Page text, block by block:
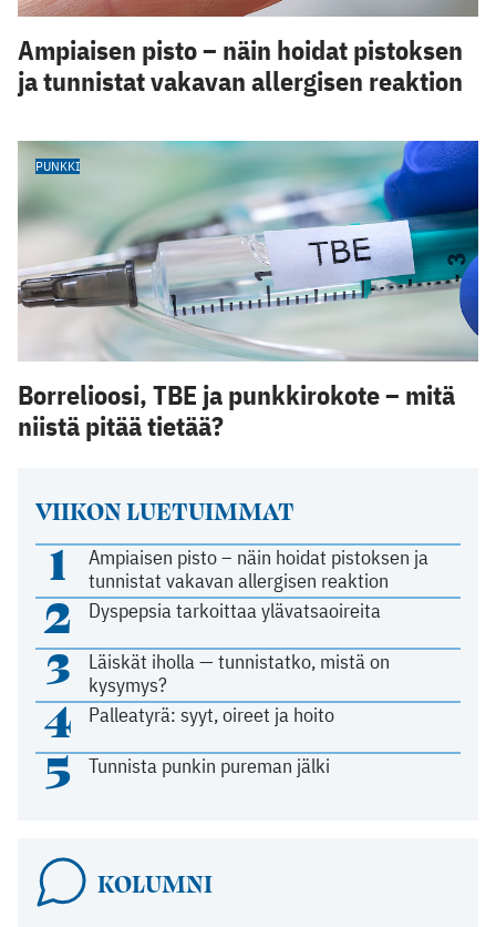
VIIKON LUETUIMMAT
1
Ampiaisen pisto – näin hoidat pistoksen ja
tunnistat vakavan allergisen reaktion
2 Dyspepsia tarkoittaa ylävatsaoireita
3
Läiskät iholla — tunnistatko, mistä on
kysymys?
4 Palleatyrä: syyt, oireet ja hoito
5 Tunnista punkin pureman jälki
KOLUMNI
Ampiaisen pisto – näin hoidat pistoksen
ja tunnistat vakavan allergisen reaktion
PUNKKI
Borrelioosi, TBE ja punkkirokote – mitä
niistä pitää tietää?